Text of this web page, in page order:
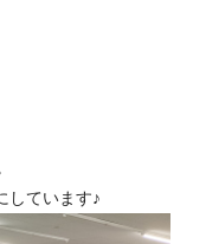
しています♪